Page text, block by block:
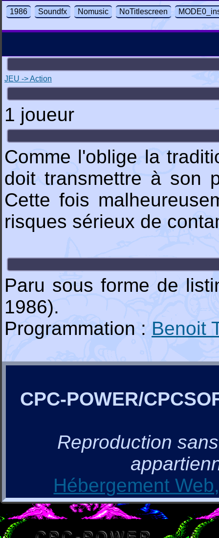
1986 Soundfx Nomusic NoTitlescreen
JEU -> Action
1 joueur
Comme l'oblige la
doit transmettre à son
Cette fois
risques sérieux de
Paru sous forme de
1986).
Programmation : Benoit
CPC-POWER/
Reproduction
Hébergement